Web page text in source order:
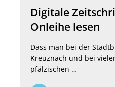
Digitale
Onleihe lesen
Dass man bei der
Kreuznach und bei
pfälzischen …